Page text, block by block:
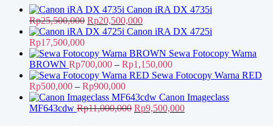
Canon iRA DX 4735i
Rp25,500,000 Harga
aslinya
Rp25,500,000.
Rp20,500,000Harga
saat
adalah:
Rp20,500,000.
Canon iRA DX 4725i
Rp17,500,000
Sewa Fotocopy Warna
BROWN Rp700,000 – Rp1,150,000Rentang
harga:
hingga
Rp1,150,000
Sewa Fotocopy Warna RED
Rp500,000 – Rp900,000Rentang
harga:
Rp500,000
Canon Imageclass
MF643cdw Rp11,000,000 Harga
Rp9,500,000Harga